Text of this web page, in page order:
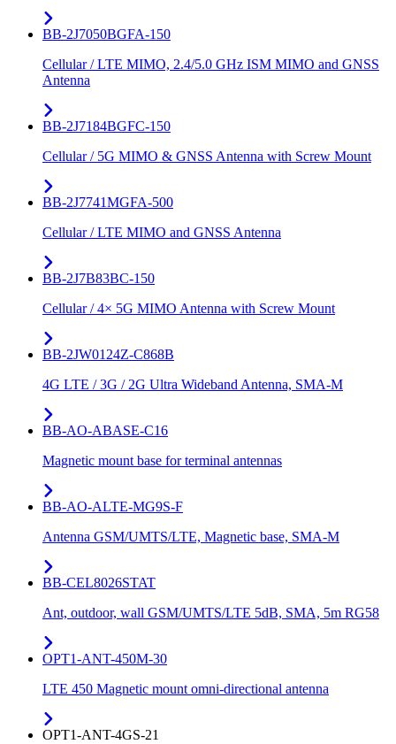
BB-2J7050BGFA-150
Cellular / LTE MIMO, 2.4/5.0 GHz ISM MIMO and GNSS
Antenna
BB-2J7184BGFC-150
Cellular / 5G MIMO & GNSS Antenna with Screw Mount
BB-2J7741MGFA-500
Cellular / LTE MIMO and GNSS Antenna
BB-2J7B83BC-150
Cellular / 4× 5G MIMO Antenna with Screw Mount
BB-2JW0124Z-C868B
4G LTE / 3G / 2G Ultra Wideband Antenna, SMA-M
BB-AO-ABASE-C16
Magnetic mount base for terminal antennas
BB-AO-ALTE-MG9S-F
Antenna GSM/UMTS/LTE, Magnetic base, SMA-M
BB-CEL8026STAT
Ant, outdoor, wall GSM/UMTS/LTE 5dB, SMA, 5m RG58
OPT1-ANT-450M-30
LTE 450 Magnetic mount omni-directional antenna
OPT1-ANT-4GS-21